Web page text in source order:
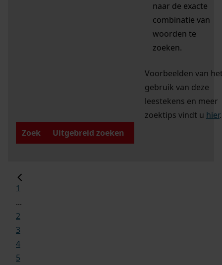
naar de exacte
combinatie van
woorden te
zoeken.
Voorbeelden van
gebruik van deze
leestekens en meer
zoektips vindt u hier.
Zoek
Uitgebreid zoeken
1
...
2
3
4
5